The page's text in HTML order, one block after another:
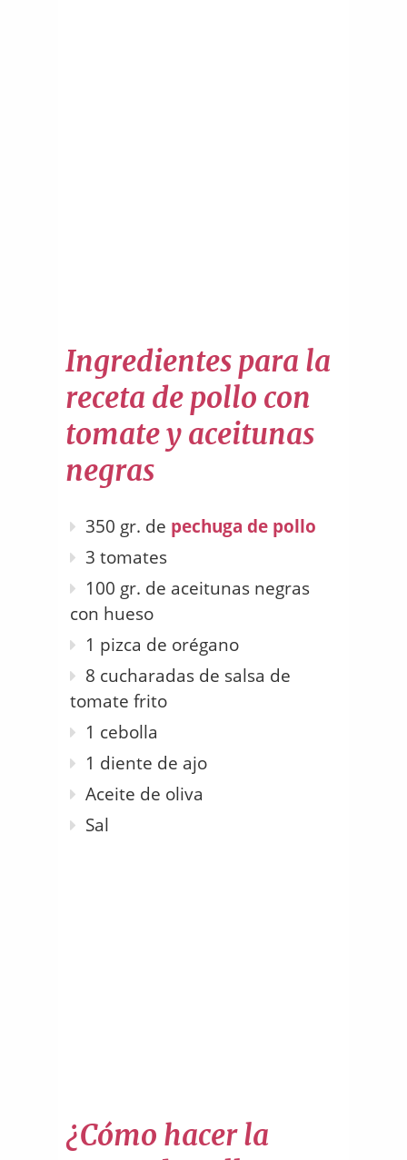
Ingredientes para la
receta de pollo con
tomate y aceitunas
negras
350 gr. de pechuga de pollo
3 tomates
100 gr. de aceitunas negras
con hueso
1 pizca de orégano
8 cucharadas de salsa de
tomate frito
1 cebolla
1 diente de ajo
Aceite de oliva
Sal
¿Cómo hacer la